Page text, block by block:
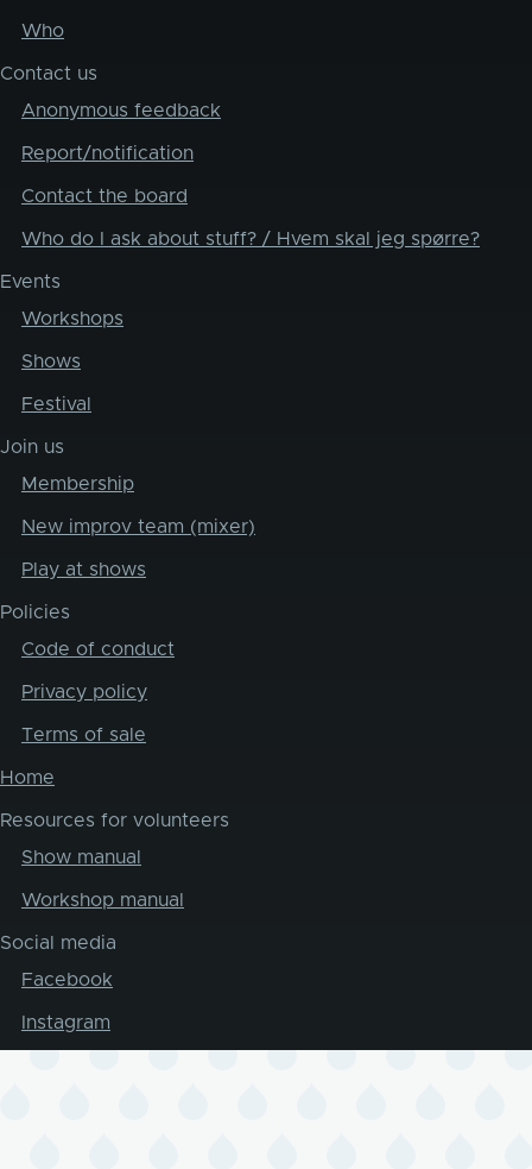
Who
Contact us
Anonymous feedback
Report/notification
Contact the board
Who do I ask about stuff? / Hvem skal jeg spørre?
Events
Workshops
Shows
Festival
Join us
Membership
New improv team (mixer)
Play at shows
Policies
Code of conduct
Privacy policy
Terms of sale
Home
Resources for volunteers
Show manual
Workshop manual
Social media
Facebook
Instagram